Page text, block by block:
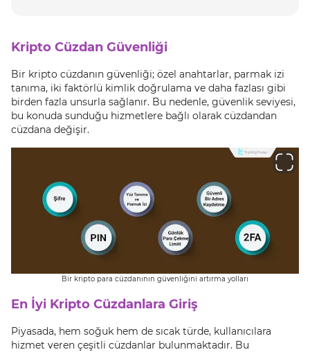
Kripto Cüzdan Güvenliği
Bir kripto cüzdanın güvenliği; özel anahtarlar, parmak izi
tanıma, iki faktörlü kimlik doğrulama ve daha fazlası gibi
birden fazla unsurla sağlanır. Bu nedenle, güvenlik seviyesi,
bu konuda sunduğu hizmetlere bağlı olarak cüzdandan
cüzdana değişir.
Bir kripto para cüzdanının güvenliğini artırma yolları
En İyi Kripto Cüzdanlara Giriş
Piyasada, hem soğuk hem de sıcak türde, kullanıcılara
hizmet veren çeşitli cüzdanlar bulunmaktadır. Bu